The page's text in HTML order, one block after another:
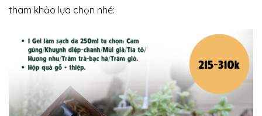
tham khảo lựa chọn nhé: